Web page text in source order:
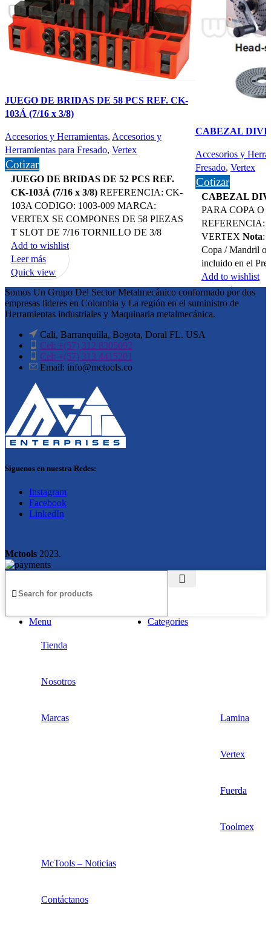
JUEGO DE BRIDAS DE 58 PCS REF. CK-
103Á (7/16 x 3/8)
Accesorios y Herramientas, Accesorios y
Herramientas para Fresado, Vertex
Cotizar
JUEGO DE BRIDAS DE 52 PCS REF.
CK-103Á (7/16 x 3/8) REFERENCIA: CK-
103A CODIGO: 1003-009 MARCA:
VERTEX SE COMPONES DE 58 PIEZAS
T SLOT DE 7/16 TORNILLO DE 3/8
Add to wishlist
Leer más
Quick view
CABEZAL
Accesorios y
Fresado, Vertex
Cotizar
CABEZAL
PARA COPA O
REFERENCIA:
VERTEX Nota:
Copa / Mandril o
incluido en el
Add to wishlist
Leer más
Quick view
Somos Un Grupo Del Sector Metalmecánico conformado por dos
empresas lideres en Colombia y La región en el suministro de
Herramientas industriales y Maquinaria metalmecánica.
Cali, Barranquilla, Bogota, Doral FL. USA
Cel: +(57) 312 8305092
Cel: +(57) 313 4415201
Email: info@mctools.co
Síguenos en nuestra Redes:
Instagram
Facebook
LinkedIn
Mctools 2023.
Menu Categories
Tienda
Nosotros
Marcas Lamina
Vertex
Fuerda
Toolmex
McTools – Noticias
Contáctanos